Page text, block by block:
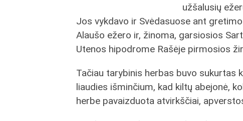
užšalusių
Jos vykdavo ir Svėdasuose ant
Alaušo ežero ir, žinoma, garsiosios
Utenos hipodrome Rašėje pirmosios
Tačiau tarybinis herbas buvo sukurtas
liaudies išminčium, kad kiltų abejonė,
herbe pavaizduota atvirkščiai,